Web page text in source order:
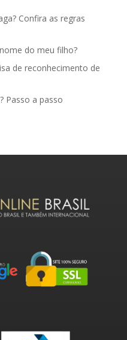
Confira as regras
do meu filho?
de reconhecimento de
Passo a passo